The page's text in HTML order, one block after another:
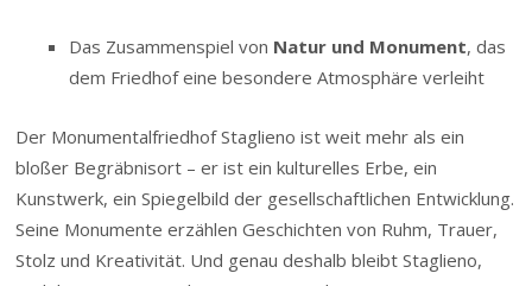
Das Zusammenspiel von Natur und Monument, das
dem Friedhof eine besondere Atmosphäre verleiht
Der Monumentalfriedhof Staglieno ist weit mehr als ein
bloßer Begräbnisort – er ist ein kulturelles Erbe, ein
Kunstwerk, ein Spiegelbild der gesellschaftlichen Entwicklung.
Seine Monumente erzählen Geschichten von Ruhm, Trauer,
Stolz und Kreativität. Und genau deshalb bleibt Staglieno,